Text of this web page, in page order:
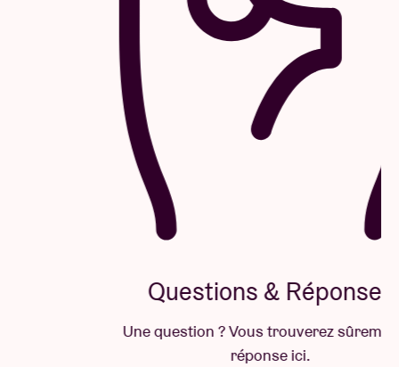
Questions & Réponses
Une question ? Vous trouverez sûrement la
réponse ici.